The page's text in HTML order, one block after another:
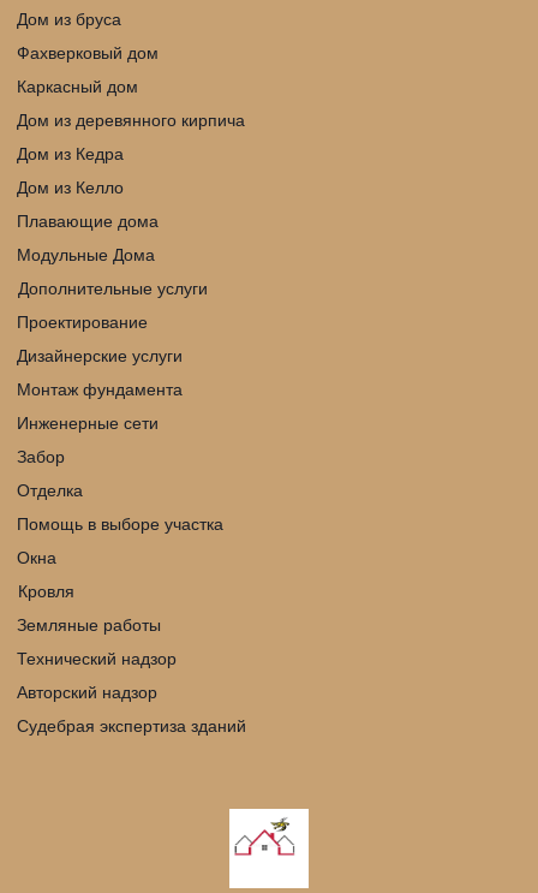
Дом из бруса
Фахверковый дом
Каркасный дом
Дом из деревянного кирпича
Дом из Кедра
Дом из Келло
Плавающие дома
Модульные Дома
Дополнительные услуги
Проектирование
Дизайнерские услуги
Монтаж фундамента
Инженерные сети
Забор
Отделка
Помощь в выборе участка
Окна
Кровля
Земляные работы
Технический надзор
Авторский надзор
Судебрая экспертиза зданий